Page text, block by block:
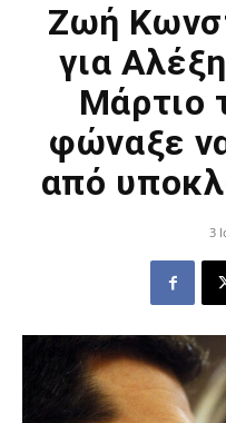
Ζωή
για
Μάρτιο
φώναξε
από
3